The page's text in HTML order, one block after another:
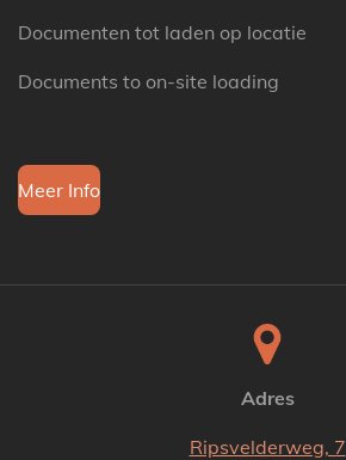
Documenten tot laden op locatie
Documents to on-site loading
Meer Info
Adres
Ripsvelderweg, 7